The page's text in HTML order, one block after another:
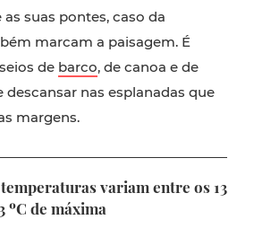
suas pontes, caso da
marcam a paisagem. É
de barco, de canoa e de
descansar nas esplanadas que
margens.
variam entre os 13
ºC de máxima